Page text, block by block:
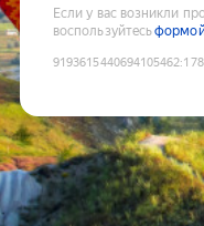
Если у вас возникли
воспользуйтесьформой
9193615440694105462: